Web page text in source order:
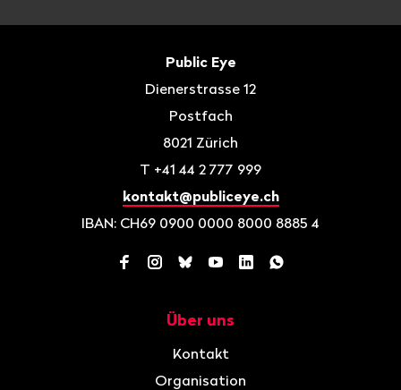
Public Eye
Dienerstrasse 12
Postfach
8021 Zürich
T +41 44 2 777 999
kontakt@publiceye.ch
IBAN: CH69 0900 0000 8000 8885 4
Facebook
Instagram
BlueskyYouTube
LinkedInWhatsApp
Über uns
Kontakt
Organisation